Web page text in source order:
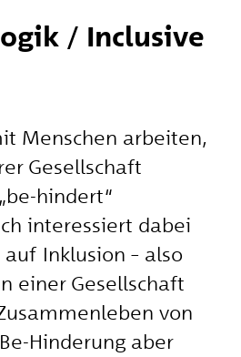
/ Inclusive
Menschen arbeiten,
Gesellschaft
hindert“
interessiert dabei
auf Inklusion – also
einer Gesellschaft
von
Hinderung aber